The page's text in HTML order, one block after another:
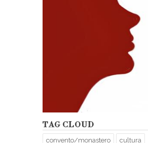
TAG CLOUD
convento/monastero cultura